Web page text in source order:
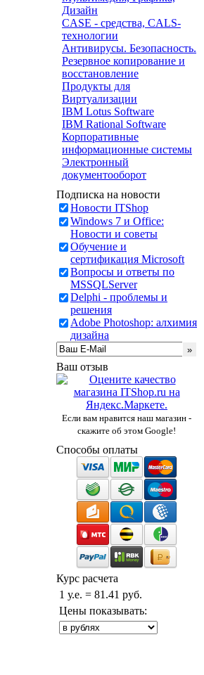
Дизайн
CASE - средства, CALS-
технологии
Антивирусы. Безопасность.
Резервное копирование и
восстановление
Продукты для
Виртуализации
IBM Lotus Software
IBM Rational Software
Корпоративные
информационные системы
Электронный
документооборот
Подписка на новости
Новости ITShop
Windows 7 и Office:
Новости и советы
Обучение и
сертификация Microsoft
Вопросы и ответы по
MSSQLServer
Delphi - проблемы и
решения
Adobe Photoshop: алхимия
дизайна
Ваш отзыв
Если вам нравится наш магазин -
скажите об этом Google!
Способы оплаты
Курс расчета
1 у.е. = 81.41 руб.
Цены показывать: